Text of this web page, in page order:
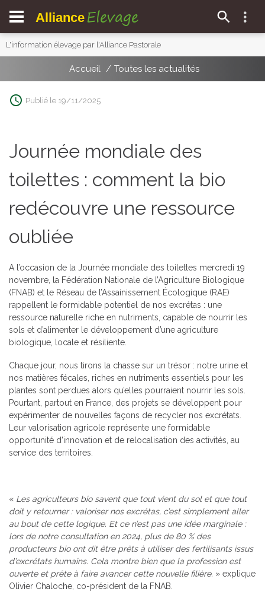
Alliance Elevage
L'information élevage par l'Alliance Pastorale
Accueil Toutes les actualités
Publié le 19/11/2025
Journée mondiale des
toilettes : comment la bio
redécouvre une ressource
oubliée
A l’occasion de la Journée mondiale des toilettes mercredi 19
novembre, la Fédération Nationale de l’Agriculture Biologique
(FNAB) et le Réseau de l’Assainissement Écologique (RAE)
rappellent le formidable potentiel de nos excrétas : une
ressource naturelle riche en nutriments, capable de nourrir les
sols et d’alimenter le développement d’une agriculture
biologique, locale et résiliente.
Chaque jour, nous tirons la chasse sur un trésor : notre urine et
nos matières fécales, riches en nutriments essentiels pour les
plantes sont perdues alors qu’elles pourraient nourrir les sols.
Pourtant, partout en France, des projets se développent pour
expérimenter de nouvelles façons de recycler nos excrétats.
Leur valorisation agricole représente une formidable
opportunité d’innovation et de relocalisation des activités, au
service des territoires.
« Les agriculteurs bio savent que tout vient du sol et que tout
doit y retourner : valoriser nos excrétas, c’est simplement aller
au bout de cette logique. Et ce n’est pas une idée marginale :
lors de notre consultation en 2024, plus de 80 % des
producteurs bio ont dit être prêts à utiliser des fertilisants issus
d’excrétats humains. Cela montre bien que la profession est
ouverte et prête à faire avancer cette nouvelle filière. » explique
Olivier Chaloche, co-président de la FNAB.